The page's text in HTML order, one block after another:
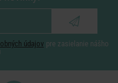
údajov pre zasielanie nášho